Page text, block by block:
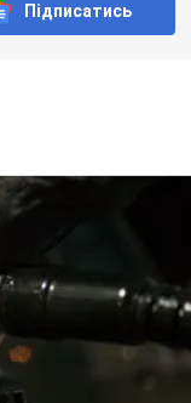
Підписатись